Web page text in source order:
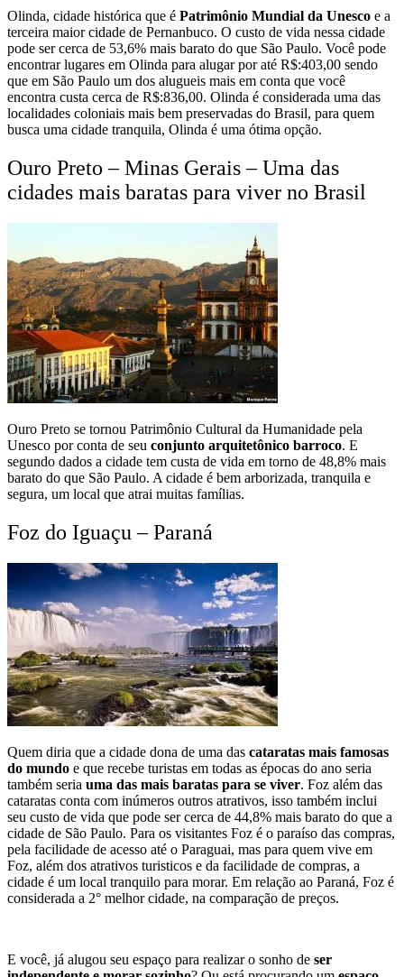
Olinda, cidade histórica que é Patrimônio Mundial da Unesco e a
terceira maior cidade de Pernanbuco. O custo de vida nessa cidade
pode ser cerca de 53,6% mais barato do que São Paulo. Você pode
encontrar lugares em Olinda para alugar por até R$:403,00 sendo
que em São Paulo um dos alugueis mais em conta que você
encontra custa cerca de R$:836,00. Olinda é considerada uma das
localidades coloniais mais bem preservadas do Brasil, para quem
busca uma cidade tranquila, Olinda é uma ótima opção.
Ouro Preto – Minas Gerais – Uma das
cidades mais baratas para viver no Brasil
Ouro Preto se tornou Patrimônio Cultural da Humanidade pela
Unesco por conta de seu conjunto arquitetônico barroco. E
segundo dados a cidade tem custa de vida em torno de 48,8% mais
barato do que São Paulo. A cidade é bem arborizada, tranquila e
segura, um local que atrai muitas famílias.
Foz do Iguaçu – Paraná
Quem diria que a cidade dona de uma das cataratas mais famosas
do mundo e que recebe turistas em todas as épocas do ano seria
também seria uma das mais baratas para se viver. Foz além das
cataratas conta com inúmeros outros atrativos, isso também inclui
seu custo de vida que pode ser cerca de 44,8% mais barato do que a
cidade de São Paulo. Para os visitantes Foz é o paraíso das compras,
pela facilidade de acesso até o Paraguai, mas para quem vive em
Foz, além dos atrativos turisticos e da facilidade de compras, a
cidade é um local tranquilo para morar. Em relação ao Paraná, Foz é
considerada a 2° melhor cidade, na comparação de preços.
E você, já alugou seu espaço para realizar o sonho de ser